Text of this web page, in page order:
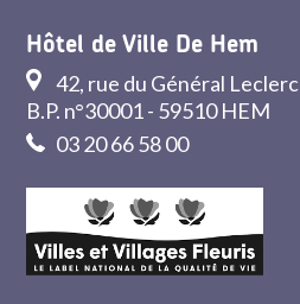
Hôtel de Ville De Hem
42, rue du Général Leclerc
B.P. n°30001 - 59510 HEM
03 20 66 58 00